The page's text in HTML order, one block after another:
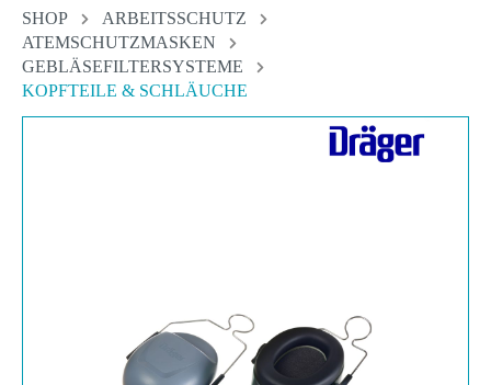
SHOP
ARBEITSSCHUTZ
ATEMSCHUTZMASKEN
GEBLÄSEFILTERSYSTEME
KOPFTEILE & SCHLÄUCHE